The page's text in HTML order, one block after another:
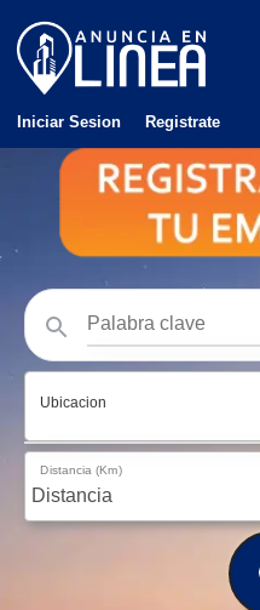
Iniciar Sesion Registrate
Ubicacion
Distancia (Km)